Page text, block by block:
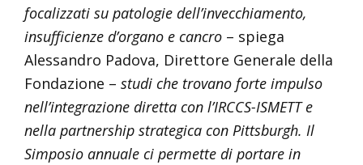
focalizzati su patologie dell’invecchiamento,
insufficienze d’organo e cancro– spiega
Alessandro Padova, Direttore Generale della
Fondazione – studi che trovano forte impulso
nell’integrazione diretta con l’IRCCS-ISMETT e
nella partnership strategica con Pittsburgh. Il
Simposio annuale ci permette di portare in